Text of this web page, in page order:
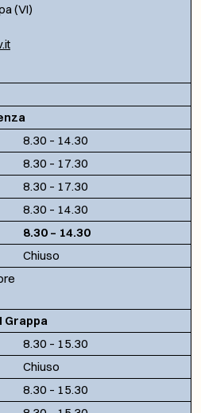
(VI)
8.30 – 14.30
8.30 – 17.30
8.30 – 17.30
8.30 – 14.30
8.30 – 14.30
Chiuso
Grappa
8.30 – 15.30
Chiuso
8.30 – 15.30